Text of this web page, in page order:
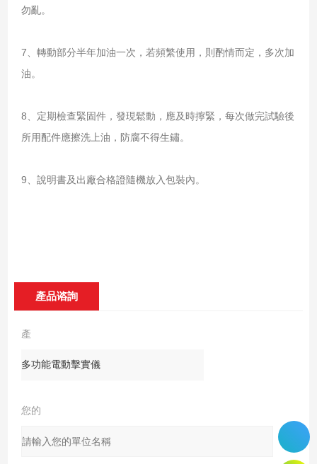
勿亂。
7、轉動部分半年加油一次，若頻繁使用，則酌情而定，多次加
油。
8、定期檢查緊固件，發現鬆動，應及時擰緊，每次做完試驗後
所用配件應擦洗上油，防腐不得生鏽。
9、說明書及出廠合格證隨機放入包裝內。
產品谘詢
產
品：
您的
單